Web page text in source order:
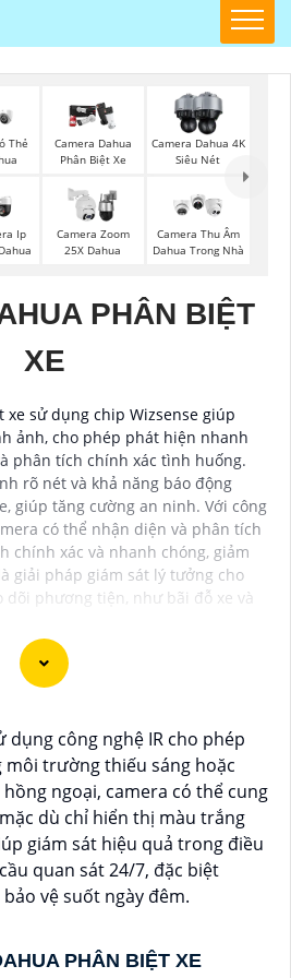
Thẻ
Camera Dahua
Phân Biệt Xe
Camera Dahua 4K
Siêu Nét
Ip
Camera Zoom
25X Dahua
Camera Thu Âm
Dahua Trong Nhà
PHÂN BIỆT
XE
xe sử dụng chip Wizsense giúp
ảnh, cho phép phát hiện nhanh
phân tích chính xác tình huống.
rõ nét và khả năng báo động
giúp tăng cường an ninh. Với công
có thể nhận diện và phân tích
chính xác và nhanh chóng, giảm
giải pháp giám sát lý tưởng cho
dõi phương tiện, như bãi đỗ xe và
vấn của tôi về Camera Dahua
lượng:
thương hiệu nổi tiếng về sản
sát.⚒2:Để Hoàn toàn tin cậy
hãng, bạn nên mua từ các
đại lý chính thức của
Camera Dahua có thể thay
Chất lượng của
giá cao với độ phân giải
dụng công nghệ IR cho phép
trường thiếu sáng hoặc
hồng ngoại, camera có thể cung
dù chỉ hiển thị màu trắng
giám sát hiệu quả trong điều
quan sát 24/7, đặc biệt
vệ suốt ngày đêm.
PHÂN BIỆT XE